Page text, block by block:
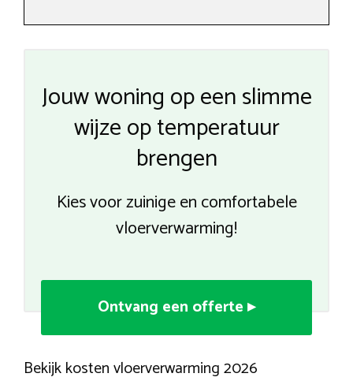
Jouw woning op een slimme
wijze op temperatuur
brengen
Kies voor zuinige en comfortabele
vloerverwarming!
Ontvang een offerte ▸
Bekijk kosten vloerverwarming 2026